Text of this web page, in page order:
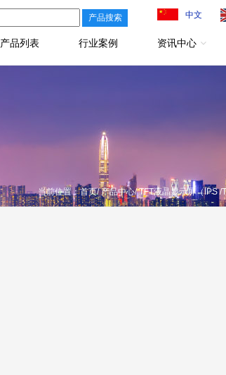
中文
产品列表 行业案例 资讯中心
当前位置：首页/产品中心/ TFT液晶显示屏（IPS /